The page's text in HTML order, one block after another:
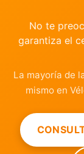
No te
garantiza el
La mayoría de
mismo en